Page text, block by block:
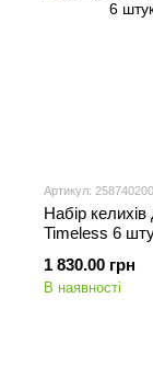
Артикул:
Набір
Timeless 6
1 830.00 грн
В наявності